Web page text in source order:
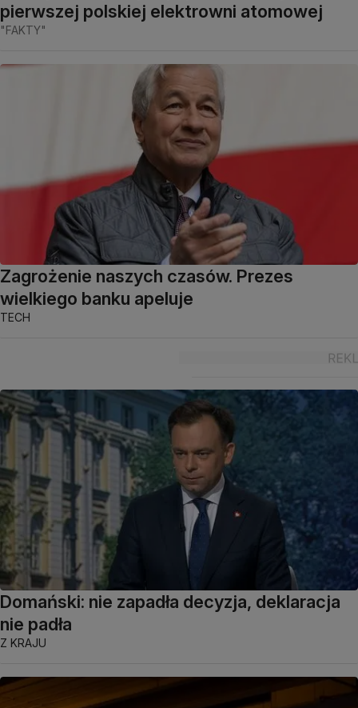
pierwszej polskiej elektrowni atomowej
"FAKTY"
Zagrożenie naszych czasów. Prezes
wielkiego banku apeluje
TECH
Domański: nie zapadła decyzja, deklaracja
nie padła
Z KRAJU